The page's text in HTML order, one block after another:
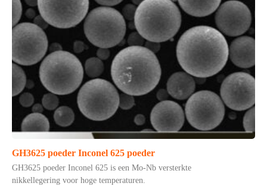
GH3625 poeder Inconel 625 poeder
GH3625 poeder Inconel 625 is een Mo-Nb versterkte
nikkellegering voor hoge temperaturen.